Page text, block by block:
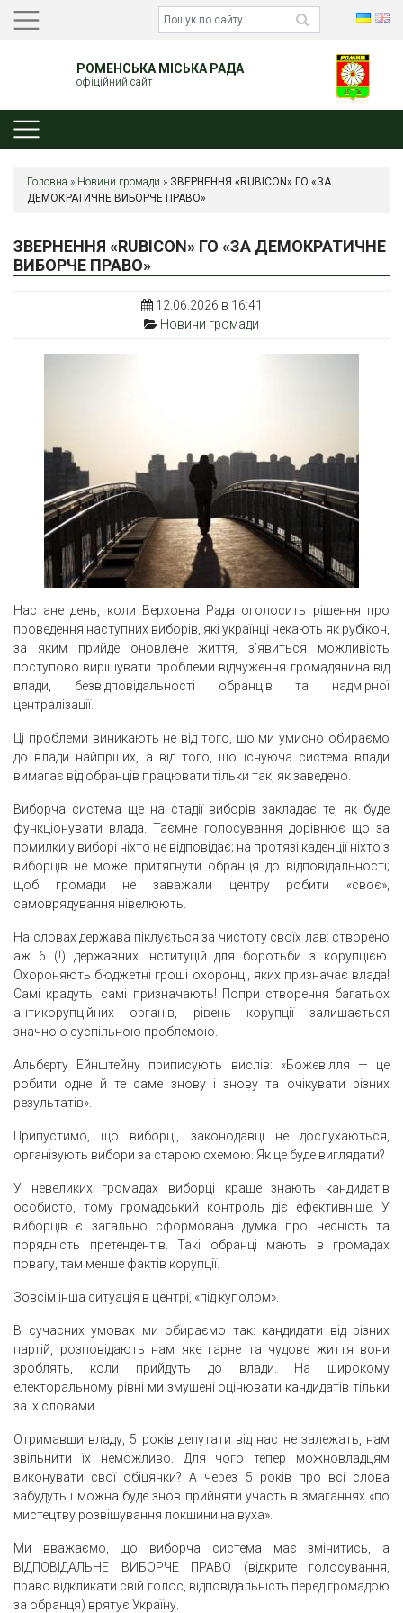
РОМЕНСЬКА МІСЬКА РАДА
офіційний сайт
Головна » Новини громади » ЗВЕРНЕННЯ «RUBICON» ГО «ЗА
ДЕМОКРАТИЧНЕ ВИБОРЧЕ ПРАВО»
ЗВЕРНЕННЯ «RUBICON» ГО «ЗА ДЕМОКРАТИЧНЕ
ВИБОРЧЕ ПРАВО»
12.06.2026 в 16:41
Новини громади
Настане день, коли Верховна Рада оголосить рішення про
проведення наступних виборів, які українці чекають як рубікон,
за яким прийде оновлене життя, з’явиться можливість
поступово вирішувати проблеми відчуження громадянина від
влади, безвідповідальності обранців та надмірної
централізації.
Ці проблеми виникають не від того, що ми умисно обираємо
до влади найгірших, а від того, що існуюча система влади
вимагає від обранців працювати тільки так, як заведено.
Виборча система ще на стадії виборів закладає те, як буде
функціонувати влада. Таємне голосування дорівнює що за
помилки у виборі ніхто не відповідає; на протязі каденції ніхто з
виборців не може притягнути обранця до відповідальності;
щоб громади не заважали центру робити «своє»,
самоврядування нівелюють.
На словах держава піклується за чистоту своїх лав: створено
аж 6 (!) державних інституцій для боротьби з корупцією.
Охороняють бюджетні гроші охоронці, яких призначає влада!
Самі крадуть, самі призначають! Попри створення багатьох
антикорупційних органів, рівень корупції залишається
значною суспільною проблемою.
Альберту Ейнштейну приписують вислів: «Божевілля — це
робити одне й те саме знову і знову та очікувати різних
результатів».
Припустимо, що виборці, законодавці не дослухаються,
організують вибори за старою схемою. Як це буде виглядати?
У невеликих громадах виборці краще знають кандидатів
особисто, тому громадський контроль діє ефективніше. У
виборців є загально сформована думка про чесність та
порядність претендентів. Такі обранці мають в громадах
повагу, там менше фактів корупції.
Зовсім інша ситуація в центрі, «під куполом».
В сучасних умовах ми обираємо так: кандидати від різних
партій, розповідають нам яке гарне та чудове життя вони
зроблять, коли прийдуть до влади. На широкому
електоральному рівні ми змушені оцінювати кандидатів тільки
за їх словами.
Отримавши владу, 5 років депутати від нас не залежать, нам
звільнити їх неможливо. Для чого тепер можновладцям
виконувати свої обіцянки? А через 5 років про всі слова
забудуть і можна буде знов прийняти участь в змаганнях «по
мистецтву розвішування локшини на вуха».
Ми вважаємо, що виборча система має змінитись, а
ВІДПОВІДАЛЬНЕ ВИБОРЧЕ ПРАВО (відкрите голосування,
право відкликати свій голос, відповідальність перед громадою
за обранця) врятує Україну.